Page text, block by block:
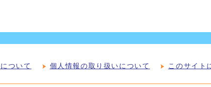
ついて 個人情報の取り扱いについて このサイト